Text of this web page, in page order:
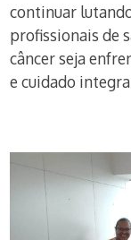
continuar
profissionais de
câncer seja
e cuidado